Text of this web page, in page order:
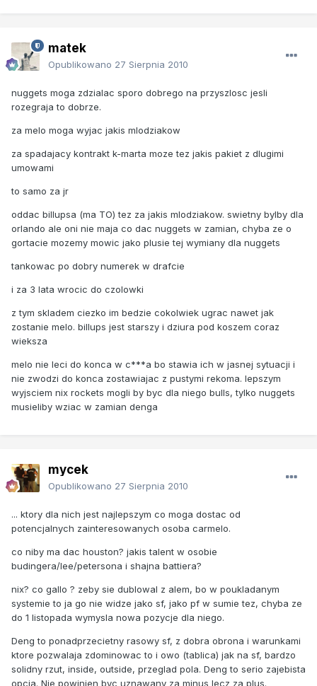
matek
Opublikowano 27 Sierpnia 2010
nuggets moga zdzialac sporo dobrego na przyszlosc jesli
rozegraja to dobrze.
za melo moga wyjac jakis mlodziakow
za spadajacy kontrakt k-marta moze tez jakis pakiet z dlugimi
umowami
to samo za jr
oddac billupsa (ma TO) tez za jakis mlodziakow. swietny bylby dla
orlando ale oni nie maja co dac nuggets w zamian, chyba ze o
gortacie mozemy mowic jako plusie tej wymiany dla nuggets
tankowac po dobry numerek w drafcie
i za 3 lata wrocic do czolowki
z tym skladem ciezko im bedzie cokolwiek ugrac nawet jak
zostanie melo. billups jest starszy i dziura pod koszem coraz
wieksza
melo nie leci do konca w c***a bo stawia ich w jasnej sytuacji i
nie zwodzi do konca zostawiajac z pustymi rekoma. lepszym
wyjsciem nix rockets mogli by byc dla niego bulls, tylko nuggets
musieliby wziac w zamian denga
mycek
Opublikowano 27 Sierpnia 2010
... ktory dla nich jest najlepszym co moga dostac od
potencjalnych zainteresowanych osoba carmelo.
co niby ma dac houston? jakis talent w osobie
budingera/lee/petersona i shajna battiera?
nix? co gallo ? zeby sie dublowal z alem, bo w poukladanym
systemie to ja go nie widze jako sf, jako pf w sumie tez, chyba ze
do 1 listopada wymysla nowa pozycje dla niego.
Deng to ponadprzecietny rasowy sf, z dobra obrona i warunkami
ktore pozwalaja zdominowac to i owo (tablica) jak na sf, bardzo
solidny rzut, inside, outside, przeglad pola. Deng to serio zajebista
opcja. Nie powinien byc uznawany za minus lecz za plus.